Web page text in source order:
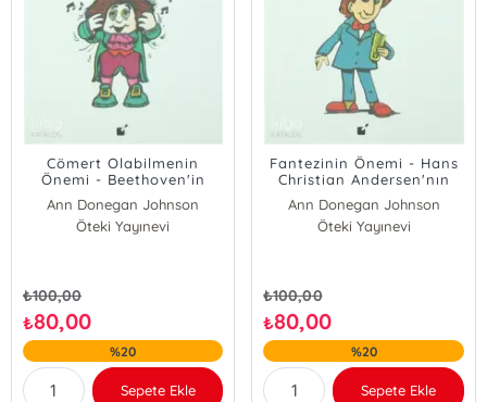
Cömert Olabilmenin
Önemi - Beethoven'in
Ann Donegan Johnson
Öteki Yayınevi
₺100,00
₺80,00
%20
Sepete Ekle
Fantezinin Önemi - Hans
Christian Andersen'nın
Ann Donegan Johnson
Öteki Yayınevi
₺100,00
₺80,00
%20
Sepete Ekle